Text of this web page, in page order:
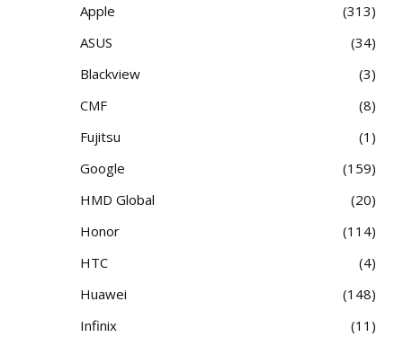
Apple
313
ASUS
34
Blackview
3
CMF
8
Fujitsu
1
Google
159
HMD Global
20
Honor
114
HTC
4
Huawei
148
Infinix
11